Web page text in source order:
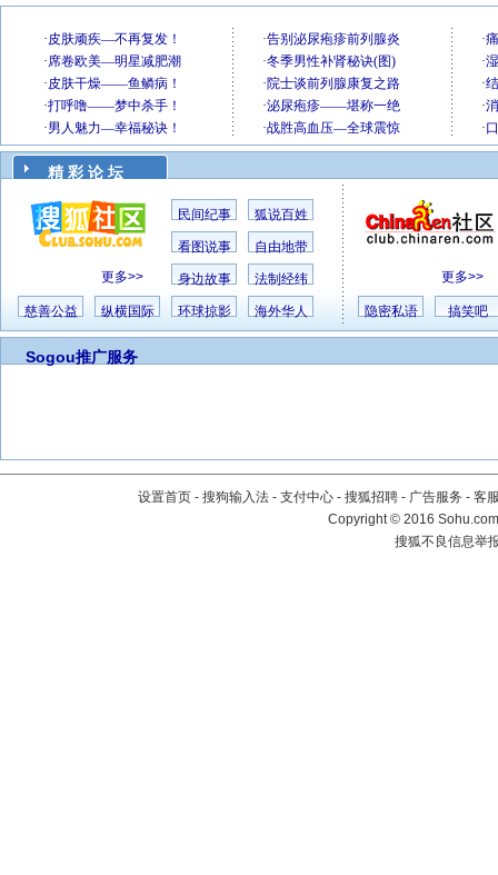
精 彩 论 坛
更多>>
民间纪事 狐说百姓
看图说事 自由地带
身边故事 法制经纬
慈善公益 纵横国际 环球掠影 海外华人
更多>>
隐密私语 搞笑吧
Sogou推广服务
设置首页 - 搜狗输入法 - 支付中心 - 搜狐招聘 - 广告服务 - 客
Copyright©2016
搜狐不良信息举